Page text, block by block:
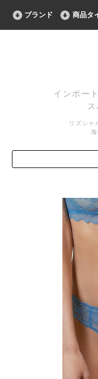
ブランド 商品タ
インポー
リズシャ